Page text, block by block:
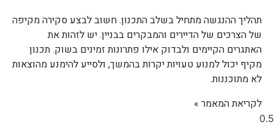
תהליך ההנגשה מתחיל בשלב התכנון. חשוב לבצע סקירה מקיפה
של הצרכים של הדיירים והמבקרים בבניין. יש לזהות את
האתגרים הקיימים ולבדוק אילו פתרונות זמינים בשוק. תכנון
מקיף יכול למנוע טעויות יקרות בהמשך, ולסייע להימנע מהוצאות
לא מתוכננות.
לקריאת המאמר »